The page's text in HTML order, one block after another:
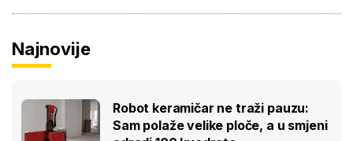
Najnovije
Robot keramičar ne traži pauzu:
Sam polaže velike ploče, a u smjeni